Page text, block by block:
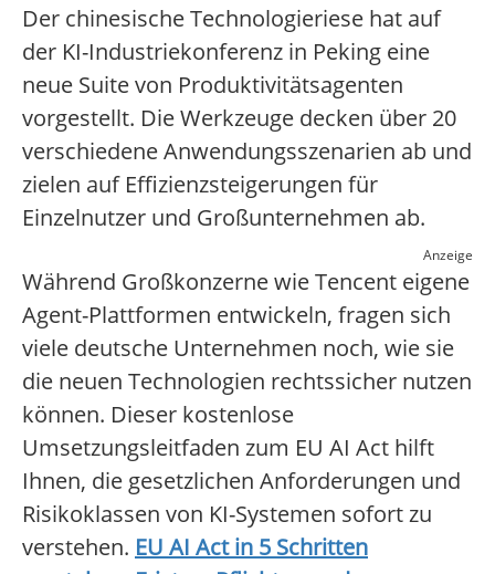
Der chinesische Technologieriese hat auf
der KI-Industriekonferenz in Peking eine
neue Suite von Produktivitätsagenten
vorgestellt. Die Werkzeuge decken über 20
verschiedene Anwendungsszenarien ab und
zielen auf Effizienzsteigerungen für
Einzelnutzer und Großunternehmen ab.
Anzeige
Während Großkonzerne wie Tencent eigene
Agent-Plattformen entwickeln, fragen sich
viele deutsche Unternehmen noch, wie sie
die neuen Technologien rechtssicher nutzen
können. Dieser kostenlose
Umsetzungsleitfaden zum EU AI Act hilft
Ihnen, die gesetzlichen Anforderungen und
Risikoklassen von KI-Systemen sofort zu
verstehen. EU AI Act in 5 Schritten